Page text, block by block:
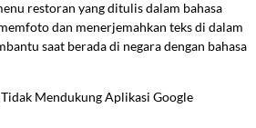
restoran yang ditulis dalam bahasa
dan menerjemahkan teks di dalam
saat berada di negara dengan bahasa
Mendukung Aplikasi Google